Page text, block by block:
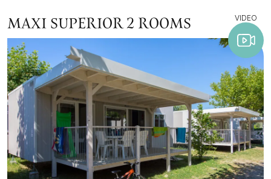
MAXI SUPERIOR 2 ROOMS VIDEO